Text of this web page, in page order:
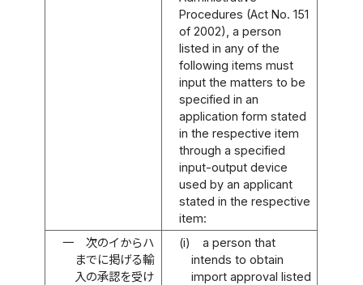
Procedures (Act No. 151
of 2002), a person
listed in any of the
following items must
input the matters to be
specified in an
application form stated
in the respective item
through a specified
input-output device
used by an applicant
stated in the respective
item:
一
次のイからハ
までに掲げる輸
入の承認を受け
(i)
a person that
intends to obtain
import approval listed